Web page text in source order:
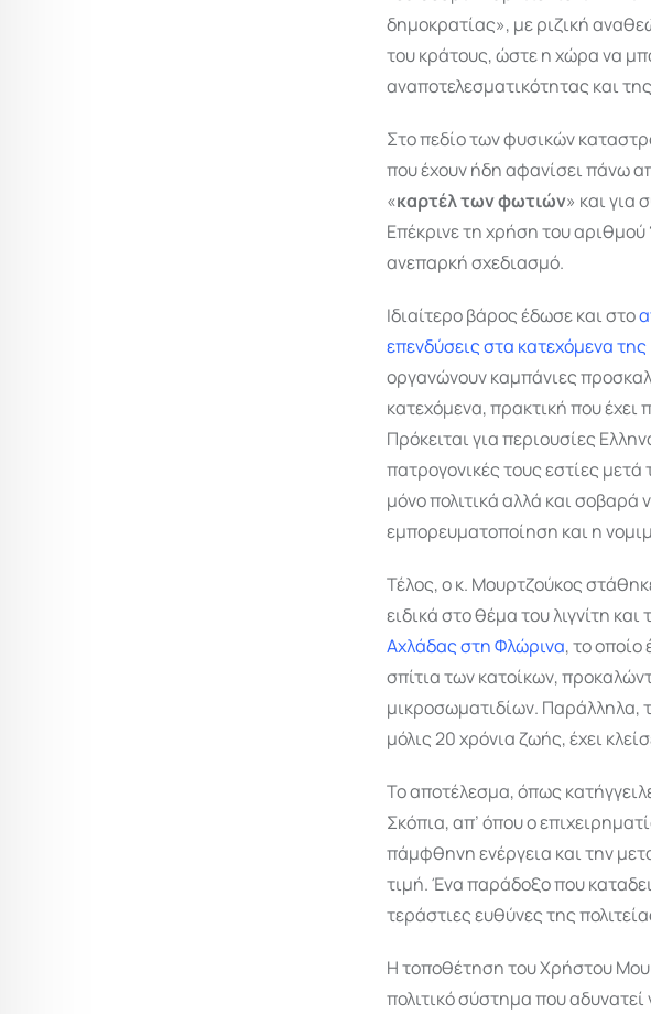
δημοκρατίας», με ριζική
του κράτους, ώστε η χώρα να
αναποτελεσματικότητας και
Στο πεδίο των φυσικών
που έχουν ήδη αφανίσει πάνω
«καρτέλ των φωτιών» και για
Επέκρινε τη χρήση του αριθμού
ανεπαρκή σχεδιασμό.
Ιδιαίτερο βάρος έδωσε και στο
επενδύσεις στα κατεχόμενα
οργανώνουν καμπάνιες
κατεχόμενα, πρακτική που έχει
Πρόκειται για περιουσίες
πατρογονικές τους εστίες μετά
μόνο πολιτικά αλλά και
εμπορευματοποίηση και η
Τέλος, ο κ. Μουρτζούκος
ειδικά στο θέμα του λιγνίτη
Αχλάδας στη Φλώρινα, το
σπίτια των κατοίκων,
μικροσωματιδίων. Παράλληλα,
μόλις 20 χρόνια ζωής, έχει
Το αποτέλεσμα, όπως
Σκόπια, απ’ όπου ο
πάμφθηνη ενέργεια και την
τιμή. Ένα παράδοξο που
τεράστιες ευθύνες της
Η τοποθέτηση του Χρήστου
πολιτικό σύστημα που